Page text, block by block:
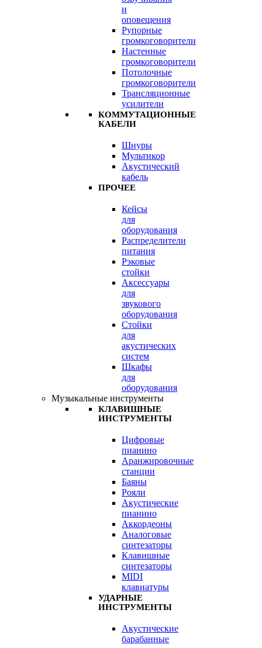
и
оповещения
Рупорные
громкоговорители
Настенные
громкоговорители
Потолочные
громкоговорители
Трансляционные
усилители
КОММУТАЦИОННЫЕ
КАБЕЛИ
Шнуры
Мультикор
Акустический
кабель
ПРОЧЕЕ
Кейсы
для
оборудования
Распределители
питания
Рэковые
стойки
Аксессуары
для
звукового
оборудования
Стойки
для
акустических
систем
Шкафы
для
оборудования
Музыкальные инструменты
КЛАВИШНЫЕ
ИНСТРУМЕНТЫ
Цифровые
пианино
Аранжировочные
станции
Баяны
Рояли
Акустические
пианино
Аккордеоны
Аналоговые
синтезаторы
Клавишные
синтезаторы
MIDI
клавиатуры
УДАРНЫЕ
ИНСТРУМЕНТЫ
Акустические
барабанные